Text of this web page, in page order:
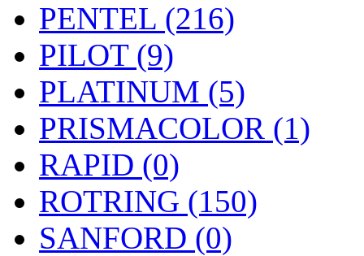
PENTEL (216)
PILOT (9)
PLATINUM (5)
PRISMACOLOR (1)
RAPID (0)
ROTRING (150)
SANFORD (0)